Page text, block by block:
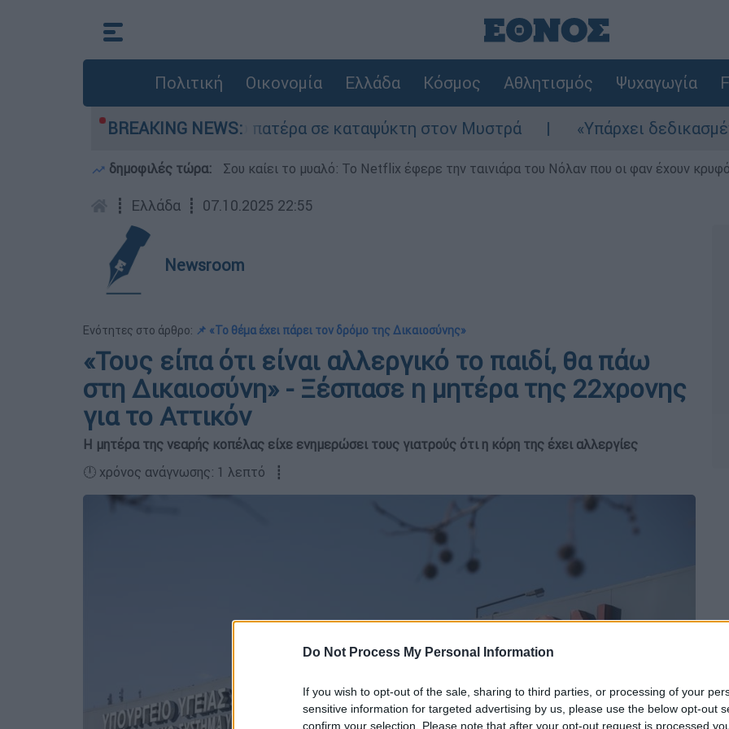
Do Not Process My Personal Information
If you wish to opt-out of the sale, sharing to third parties, or processing of your
sensitive information for targeted advertising by us, please use the below opt-out
confirm your selection. Please note that after your opt-out request is processed
Πολιτική Οικονομία Ελλάδα Κόσμος Αθλητισμός Ψυχαγωγία
BREAKING NEWS:
που είχε τον νεκρό του πατέρα σε καταψύκτη στον Μυστρά «Υπάρχει δεδικασμένο
δημοφιλές τώρα: Σου καίει το μυαλό: Το Netflix έφερε την ταινιάρα του Νόλαν που οι φαν έχουν
┋ Ελλάδα ┋ 07.10.2025 22:55
Newsroom
Ενότητες στο άρθρο: 📌 «Το θέμα έχει πάρει τον δρόμο της Δικαιοσύνης»
«Τους είπα ότι είναι αλλεργικό το παιδί, θα πάω
στη Δικαιοσύνη» - Ξέσπασε η μητέρα της 22χρονης
για το Αττικόν
Η μητέρα της νεαρής κοπέλας είχε ενημερώσει τους γιατρούς ότι η κόρη της έχει αλλεργίες
🕛 χρόνος ανάγνωσης: 1 λεπτό ┋